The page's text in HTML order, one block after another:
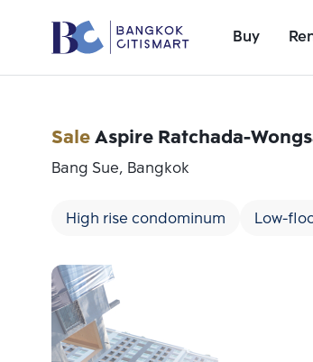
Buy
SaleAspire Ratchada-
Bang Sue, Bangkok
High rise condominum Low-